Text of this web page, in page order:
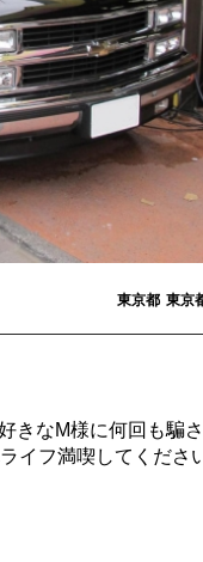
東京都 東京
きなM様に何回も騙
イフ満喫してくださ